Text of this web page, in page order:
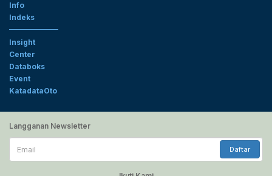
Info
Indeks
Insight
Center
Databoks
Event
KatadataOto
Langganan Newsletter
Email
Daftar